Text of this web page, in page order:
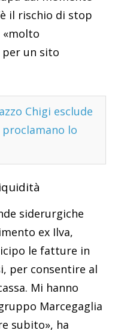
il rischio di stop
un sito
Chigi esclude
lo
siderurgiche
ex Ilva,
le fatture in
per consentire al
Mi hanno
Marcegaglia
subito», ha